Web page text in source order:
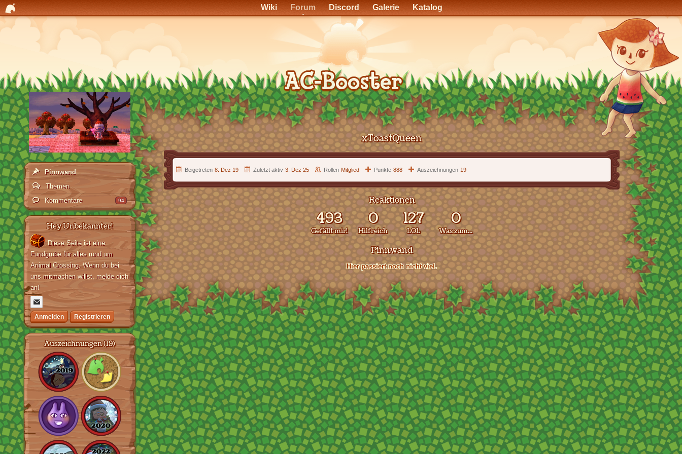
Wiki Forum Discord Galerie Katalog
Pinnwand
Themen
Kommentare
94
Hey Unbekannter!
Diese Seite ist eine
Fundgrube für alles rund um
Animal Crossing. Wenn du bei
uns mitmachen willst, melde dich
an!
Anmelden Registrieren
Auszeichnungen (19)
xToastQueen
Beigetreten 8. Dez 19 Zuletzt aktiv 3. Dez 25 Rollen Mitglied Punkte 888 Auszeichnungen 19
Reaktionen
493
Gefällt mir!
0
Hilfreich
127
LOL
0
Was zum...
Pinnwand
Hier passiert noch nicht viel.